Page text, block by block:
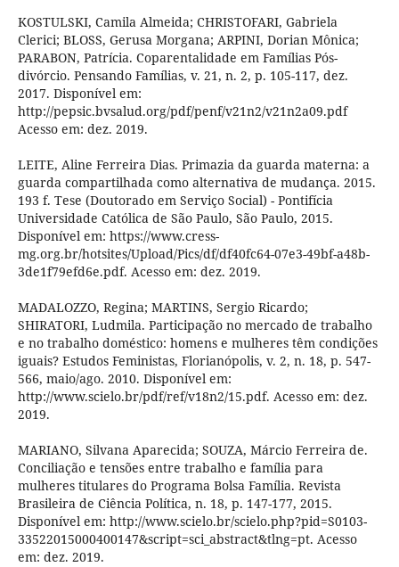
KOSTULSKI, Camila Almeida; CHRISTOFARI, Gabriela
Clerici; BLOSS, Gerusa Morgana; ARPINI, Dorian Mônica;
PARABON, Patrícia. Coparentalidade em Famílias Pós-
divórcio. Pensando Famílias, v. 21, n. 2, p. 105-117, dez.
2017. Disponível em:
http://pepsic.bvsalud.org/pdf/penf/v21n2/v21n2a09.pdf
Acesso em: dez. 2019.
LEITE, Aline Ferreira Dias. Primazia da guarda materna: a
guarda compartilhada como alternativa de mudança. 2015.
193 f. Tese (Doutorado em Serviço Social) - Pontifícia
Universidade Católica de São Paulo, São Paulo, 2015.
Disponível em: https://www.cress-
mg.org.br/hotsites/Upload/Pics/df/df40fc64-07e3-49bf-a48b-
3de1f79efd6e.pdf. Acesso em: dez. 2019.
MADALOZZO, Regina; MARTINS, Sergio Ricardo;
SHIRATORI, Ludmila. Participação no mercado de trabalho
e no trabalho doméstico: homens e mulheres têm condições
iguais? Estudos Feministas, Florianópolis, v. 2, n. 18, p. 547-
566, maio/ago. 2010. Disponível em:
http://www.scielo.br/pdf/ref/v18n2/15.pdf. Acesso em: dez.
2019.
MARIANO, Silvana Aparecida; SOUZA, Márcio Ferreira de.
Conciliação e tensões entre trabalho e família para
mulheres titulares do Programa Bolsa Família. Revista
Brasileira de Ciência Política, n. 18, p. 147-177, 2015.
Disponível em: http://www.scielo.br/scielo.php?pid=S0103-
33522015000400147&script=sci_abstract&tlng=pt. Acesso
em: dez. 2019.